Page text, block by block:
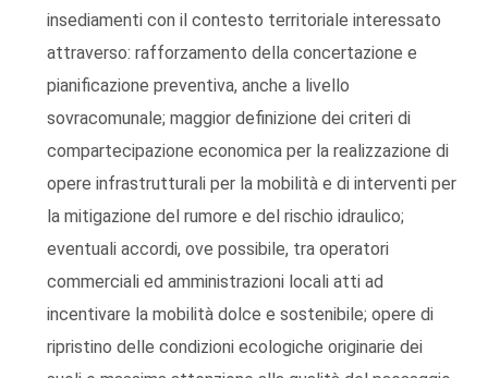
insediamenti con il contesto territoriale interessato
attraverso: rafforzamento della concertazione e
pianificazione preventiva, anche a livello
sovracomunale; maggior definizione dei criteri di
compartecipazione economica per la realizzazione di
opere infrastrutturali per la mobilità e di interventi per
la mitigazione del rumore e del rischio idraulico;
eventuali accordi, ove possibile, tra operatori
commerciali ed amministrazioni locali atti ad
incentivare la mobilità dolce e sostenibile; opere di
ripristino delle condizioni ecologiche originarie dei